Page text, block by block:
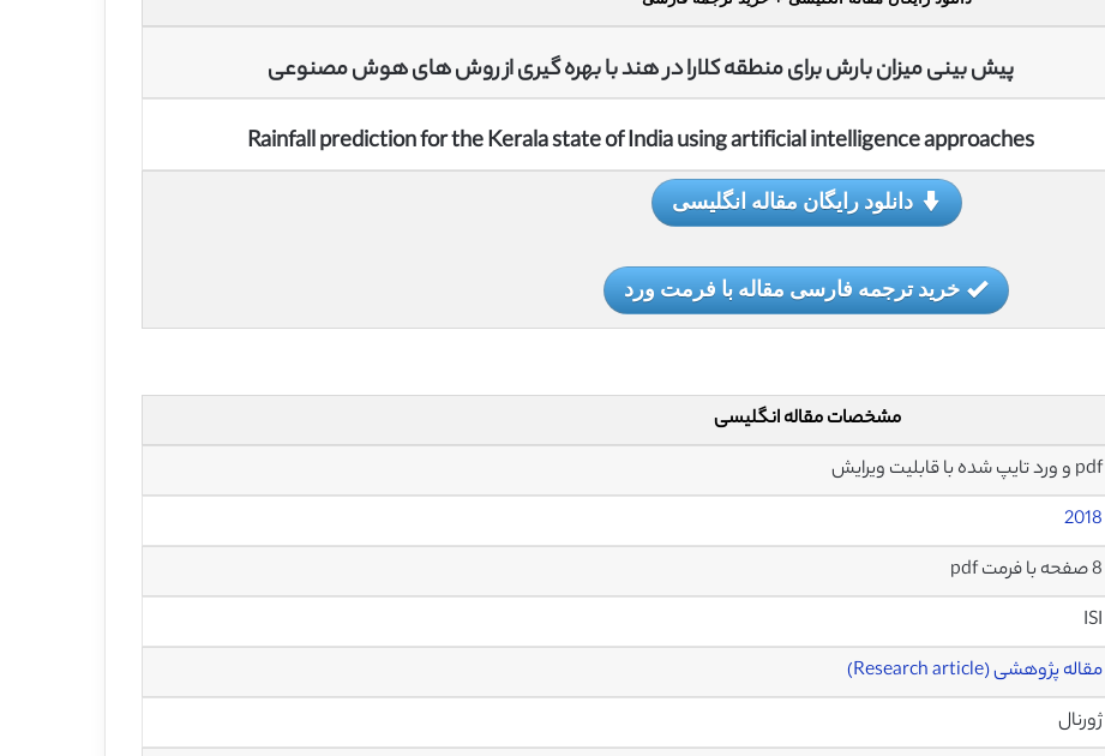
پیش بینی میزان بارش برای منطقه کلارا در هند با بهره گیری از روش های هوش مصنوعی
Rainfall prediction for the Kerala state of India using artificial intelligence approaches
دانلود رایگان مقاله انگلیسی
خرید ترجمه فارسی مقاله با فرمت ورد
مشخصات مقاله انگلیسی
pdf و ورد تایپ شده با قابلیت ویرایش
2018
8 صفحه با فرمت pdf
ISI
مقاله پژوهشی (Research article)
ژورنال